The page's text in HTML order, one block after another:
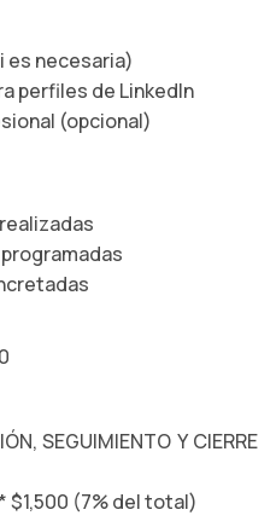
es necesaria)
perfiles de LinkedIn
(opcional)
SEGUIMIENTO Y CIERRE
(7% del total)